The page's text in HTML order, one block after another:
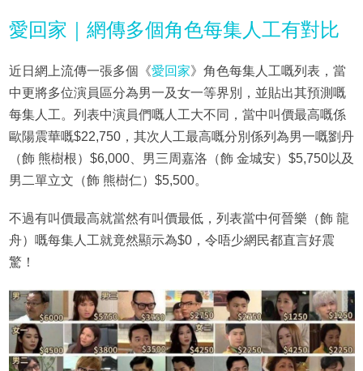
愛回家｜網傳多個角色每集人工有對比
近日網上流傳一張多個《愛回家》角色每集人工嘅列表，當
中更將多位演員區分為男一及女一等界別，並貼出其預測嘅
每集人工。列表中演員們嘅人工大不同，當中叫價最高嘅係
歐陽震華嘅$22,750，其次人工最高嘅分別係列為男一嘅劉丹
（飾 熊樹根）$6,000、男三周嘉洛（飾 金城安）$5,750以及
男二單立文（飾 熊樹仁）$5,500。
不過有叫價最高就當然有叫價最低，列表當中何晉樂（飾 龍
舟）嘅每集人工就竟然顯示為$0，令唔少網民都直言好震
驚！